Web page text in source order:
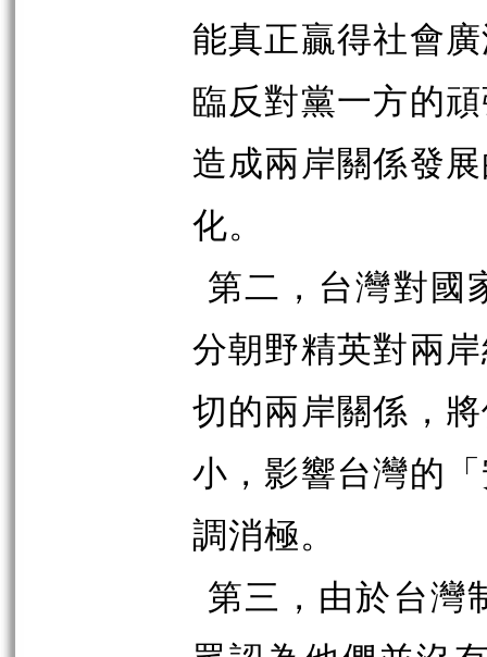
能真正贏得社會
臨反對黨一方的
造成兩岸關係發
化。
第二，台灣對國
分朝野精英對兩
切的兩岸關係，
小，影響台灣的
調消極。
第三，由於台灣